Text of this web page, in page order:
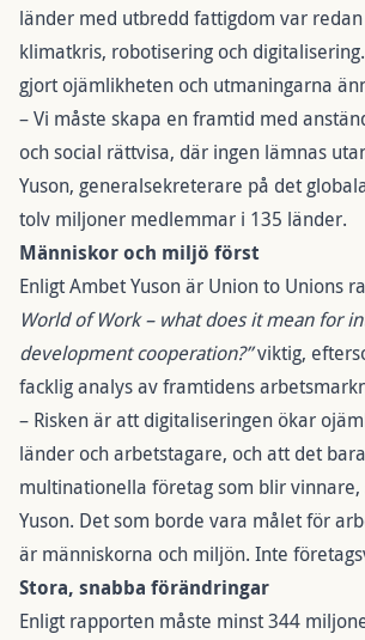
länder med utbredd fattigdom var
klimatkris, robotisering och
gjort ojämlikheten och utmaningarna
– Vi måste skapa en framtid med
och social rättvisa, där ingen lämnas
Yuson, generalsekreterare på det
tolv miljoner medlemmar i 135 länder.
Människor och miljö först
Enligt Ambet Yuson är Union to Unions
World of Work – what does it mean for
development cooperation?”viktig,
facklig analys av framtidens
– Risken är att digitaliseringen ökar
länder och arbetstagare, och att det
multinationella företag som blir vinnare,
Yuson. Det som borde vara målet för
är människorna och miljön. Inte
Stora, snabba förändringar
Enligt rapporten måste minst 344